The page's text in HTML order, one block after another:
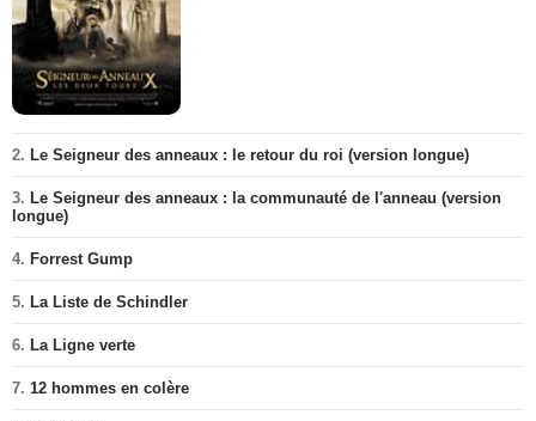
2. Le Seigneur des anneaux : le retour du roi (version longue)
3. Le Seigneur des anneaux : la communauté de l'anneau (version
longue)
4. Forrest Gump
5. La Liste de Schindler
6. La Ligne verte
7. 12 hommes en colère